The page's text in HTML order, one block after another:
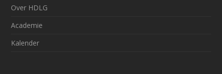
Over HDLG
Academie
Kalender